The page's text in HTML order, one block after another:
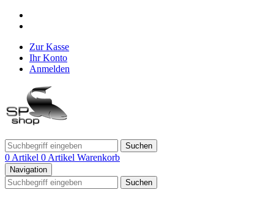
Zur Kasse
Ihr Konto
Anmelden
Suchen
0 Artikel 0 Artikel Warenkorb
Navigation
Suchen